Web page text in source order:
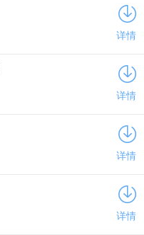
详情
详情
详情
详情